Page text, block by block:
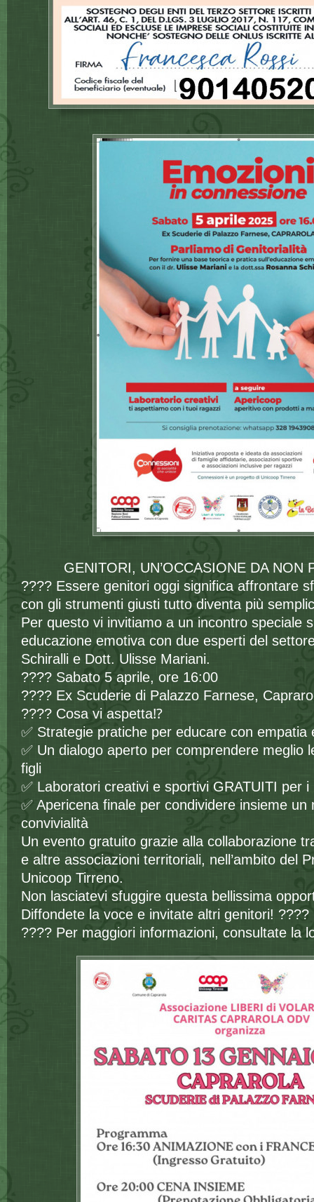
GENITORI, UN’OCCASIONE DA NON
???? Essere genitori oggi significa affrontare
con gli strumenti giusti tutto diventa più
Per questo vi invitiamo a un incontro speciale
educazione emotiva con due esperti del
Schiralli e Dott. Ulisse Mariani.
???? Sabato 5 aprile, ore 16:00
???? Ex Scuderie di Palazzo Farnese,
???? Cosa vi aspetta⁉
✅ Strategie pratiche per educare con empatia
✅ Un dialogo aperto per comprendere meglio
figli
✅ Laboratori creativi e sportivi GRATUITI per i
✅ Apericena finale per condividere insieme un
convivialità
Un evento gratuito grazie alla collaborazione
e altre associazioni territoriali, nell’ambito del
Unicoop Tirreno.
Non lasciatevi sfuggire questa bellissima
Diffondete la voce e invitate altri genitori! ????
???? Per maggiori informazioni, consultate la